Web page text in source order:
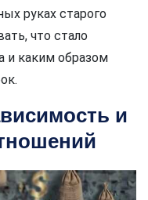
руках старого
что стало
и каким образом
и